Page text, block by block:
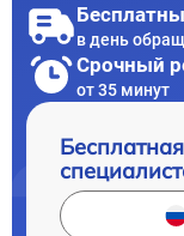
в день
Срочный
от 35 минут